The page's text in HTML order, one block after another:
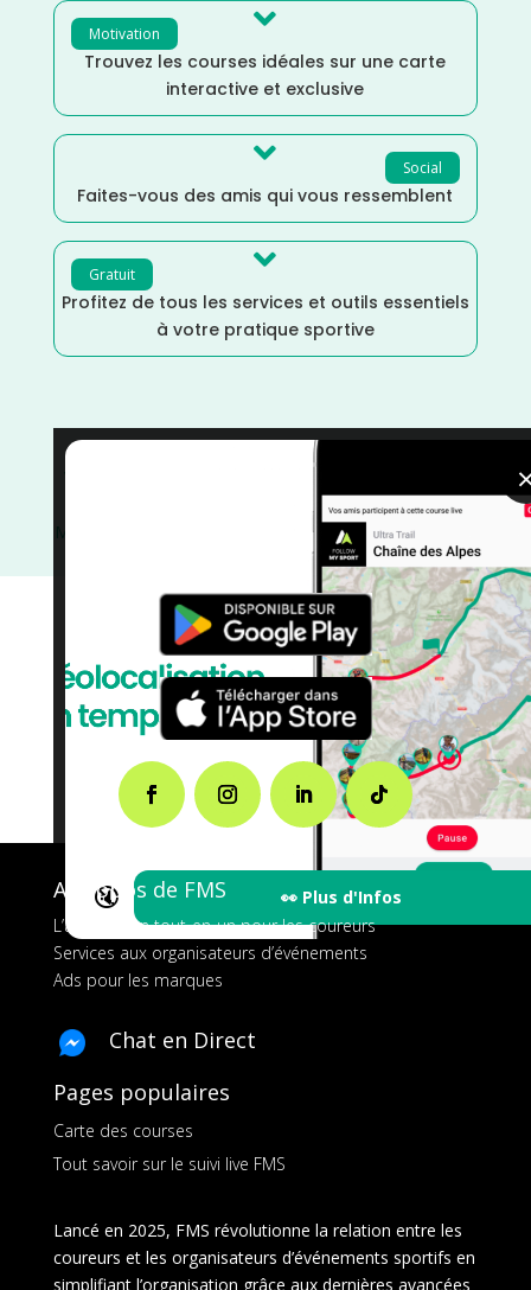
Motivation 
Trouvez les courses idéales sur une carte
interactive et exclusive
Social

Faites-vous des amis qui vous ressemblent
Gratuit 
Profitez de tous les services et outils essentiels
à votre pratique sportive
🔇 👀 Plus d'Infos
Distance Semi/Distance
Marathon
Dénivelé Moyen/Dénivelé
Dénivelé Elevé /courses
A propos de FMS
L’application tout-en-un pour les coureurs
Services aux organisateurs d’événements
Ads pour les marques
Chat en Direct
Pages populaires
Carte des courses
Tout savoir sur le suivi live FMS
Lancé en 2025, FMS révolutionne la relation entre les
coureurs et les organisateurs d’événements sportifs en
simplifiant l’organisation grâce aux dernières avancées